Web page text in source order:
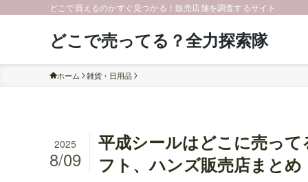
どこで買えるのかすぐ見つかる！販売店舗を調査するサイト
どこで売ってる？全力探索隊
ホーム 雑貨・日用品
平成シールはどこに売っ
フト、ハンズ販売店まとめ
2025
8/09